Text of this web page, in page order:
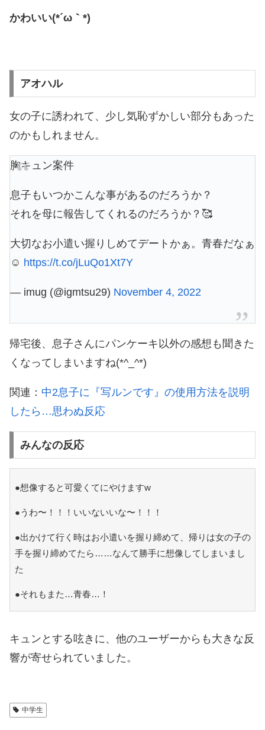
かわいい(*´ω｀*)
アオハル
女の子に誘われて、少し気恥ずかしい部分もあった
のかもしれません。
胸キュン案件
息子もいつかこんな事があるのだろうか？
それを母に報告してくれるのだろうか？🥰
大切なお小遣い握りしめてデートかぁ。青春だなぁ
☺️ https://t.co/jLuQo1Xt7Y
— imug (@igmtsu29) November 4, 2022
帰宅後、息子さんにパンケーキ以外の感想も聞きた
くなってしまいますね(*^_^*)
関連： 中2息子に『写ルンです』の使用方法を説明
したら…思わぬ反応
みんなの反応
●想像すると可愛くてにやけますw
●うわ〜！！！いいないいな〜！！！
●出かけて行く時はお小遣いを握り締めて、帰りは女の子の
手を握り締めてたら……なんて勝手に想像してしまいまし
た
●それもまた…青春…！
キュンとする呟きに、他のユーザーからも大きな反
響が寄せられていました。
中学生